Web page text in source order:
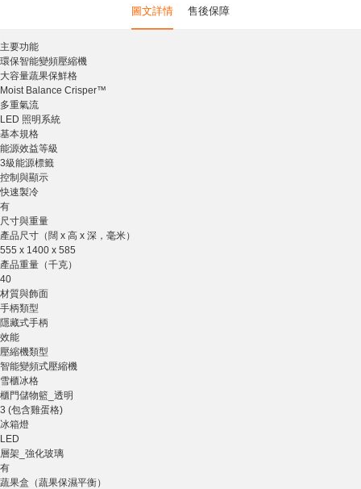
圖文詳情 售後保障
主要功能
環保智能變頻壓縮機
大容量蔬果保鮮格
Moist Balance Crisper™
多重氣流
LED 照明系統
基本規格
能源效益等級
3級能源標籤
控制與顯示
快速製冷
有
尺寸與重量
產品尺寸（闊 x 高 x 深，毫米）
555 x 1400 x 585
產品重量（千克）
40
材質與飾面
手柄類型
隱藏式手柄
效能
壓縮機類型
智能變頻式壓縮機
雪櫃冰格
櫃門儲物籃_透明
3 (包含雞蛋格)
冰箱燈
LED
層架_強化玻璃
有
蔬果盒（蔬果保濕平衡）